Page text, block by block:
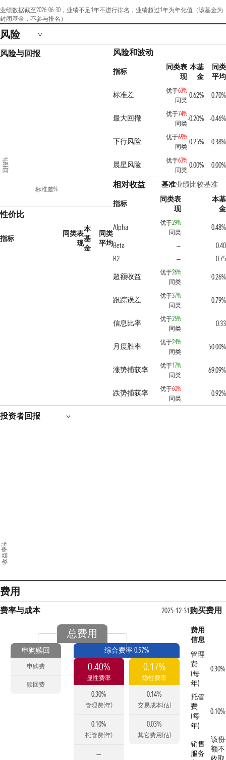
业绩数据截至2026-06-30，业绩不足1年不进行排名，业绩超过1年为年化值（该基金为
封闭基金，不参与排名）
风险
风险与回报
标准差%
回报%
性价比
指标
同类表
现
本
基
金
同类
平均
风险和波动
指标
同类表
现
本基
金
同类
平均
标准差
优于63%
同类
0.62% 0.70%
最大回撤 优于74%
同类
-0.20% -0.46%
下行风险 优于65%
同类
0.25% 0.38%
晨星风险 优于63%
同类
0.00% 0.00%
相对收益 基准业绩比较基准
指标
同类表
现
本基
金
Alpha
优于29%
同类
0.48%
Beta
—
0.40
R2
—
0.75
超额收益
优于26%
同类
0.26%
跟踪误差 优于37%
同类
0.79%
信息比率 优于25%
同类
0.33
月度胜率 优于24%
同类
50.00%
涨势捕获率 优于17%
同类
69.09%
跌势捕获率 优于60%
同类
0.92%
投资者回报
收益率%
费用
费率与成本 2025-12-31
总费用
申购赎回
申购费
赎回费
综合费率 0.57%
0.40%
显性费率
0.30%
管理费(年)
0.10%
托管费(年)
—
0.17%
隐性费率
0.14%
交易成本(估)
0.03%
其它费用(估)
购买费用
费用
信息
管理
费
(每
年)
0.30%
托管
费
(每
年)
0.10%
销售
服务
该份
额不